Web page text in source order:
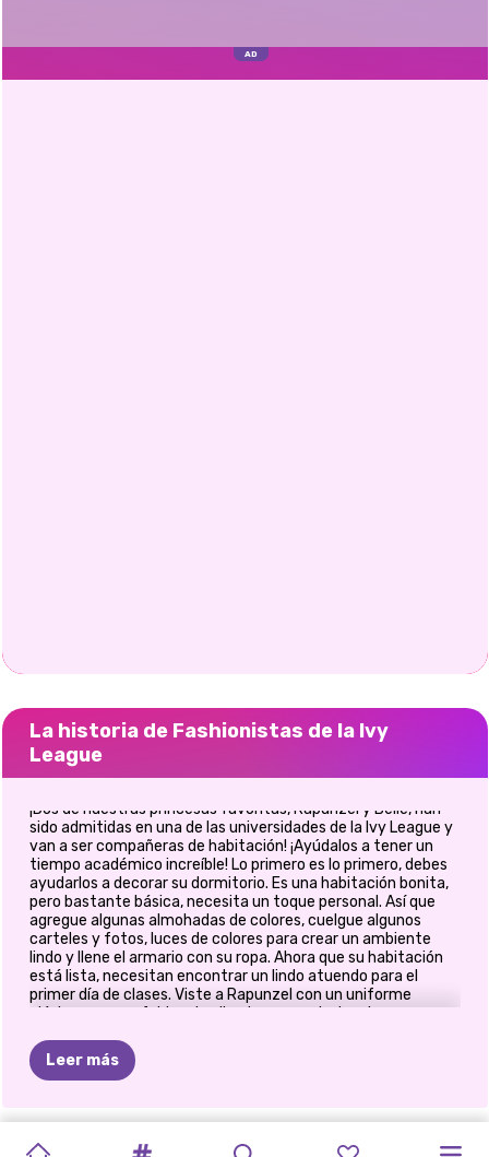
La historia de Fashionistas de la Ivy
League
¡Dos de nuestras princesas favoritas, Rapunzel y Belle, han
sido admitidas en una de las universidades de la Ivy League y
van a ser compañeras de habitación! ¡Ayúdalos a tener un
tiempo académico increíble! Lo primero es lo primero, debes
ayudarlos a decorar su dormitorio. Es una habitación bonita,
pero bastante básica, necesita un toque personal. Así que
agregue algunas almohadas de colores, cuelgue algunos
carteles y fotos, luces de colores para crear un ambiente
lindo y llene el armario con su ropa. Ahora que su habitación
está lista, necesitan encontrar un lindo atuendo para el
primer día de clases. Viste a Rapunzel con un uniforme
clásico con una falda roja plisada, una corbata a juego y una
falda de tul femenina y complementa con una hermosa
bolsa de mensajero con estampados de flores, una bufanda
una corbata a rayas o una blusa blanca, una chaqueta rosa,
un collar largo de oro y un par de jeans. También puede usar
Leer más
ELLIE
PRINCESAS PRINCESAS
PRINCESA SUPERHÉROE PRINCESAS